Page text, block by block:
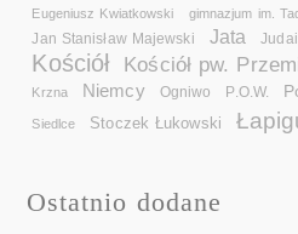
Eugeniusz Kwiatkowski gimnazjum im.
Jan Stanisław Majewski Jata
Kościół Kościół pw.
Krzna Niemcy Ogniwo P.O.W.
Siedlce Stoczek Łukowski
Ostatnio dodane